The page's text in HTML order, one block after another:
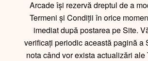
Arcade își rezervă dreptul de a
Termeni și Condiții în orice
imediat după postarea pe Site.
verificați periodic această pagină a
nota când vor exista actualizări ale